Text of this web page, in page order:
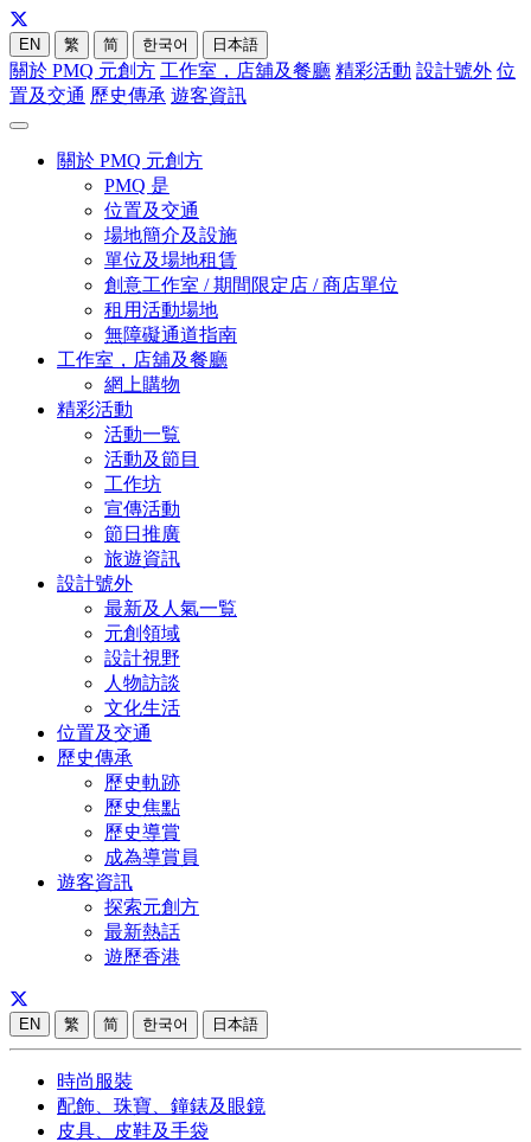
EN 繁 简 한국어 日本語
關於 PMQ 元創方 工作室，店舖及餐廳 精彩活動 設計號外 位
置及交通 歷史傳承 遊客資訊
關於 PMQ 元創方
PMQ 是
位置及交通
場地簡介及設施
單位及場地租賃
創意工作室 / 期間限定店 / 商店單位
租用活動場地
無障礙通道指南
工作室，店舖及餐廳
網上購物
精彩活動
活動一覧
活動及節目
工作坊
宣傳活動
節日推廣
旅遊資訊
設計號外
最新及人氣一覧
元創領域
設計視野
人物訪談
文化生活
位置及交通
歷史傳承
歷史軌跡
歷史焦點
歷史導賞
成為導賞員
遊客資訊
探索元創方
最新熱話
遊歷香港
EN 繁 简 한국어 日本語
時尚服裝
配飾、珠寶、鐘錶及眼鏡
皮具、皮鞋及手袋